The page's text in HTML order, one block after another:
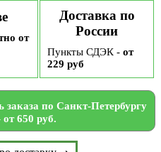
от
Доставка по
России
Пункты СДЭК - от
229 руб
заказа по Санкт-Петербургу
от 650 руб.